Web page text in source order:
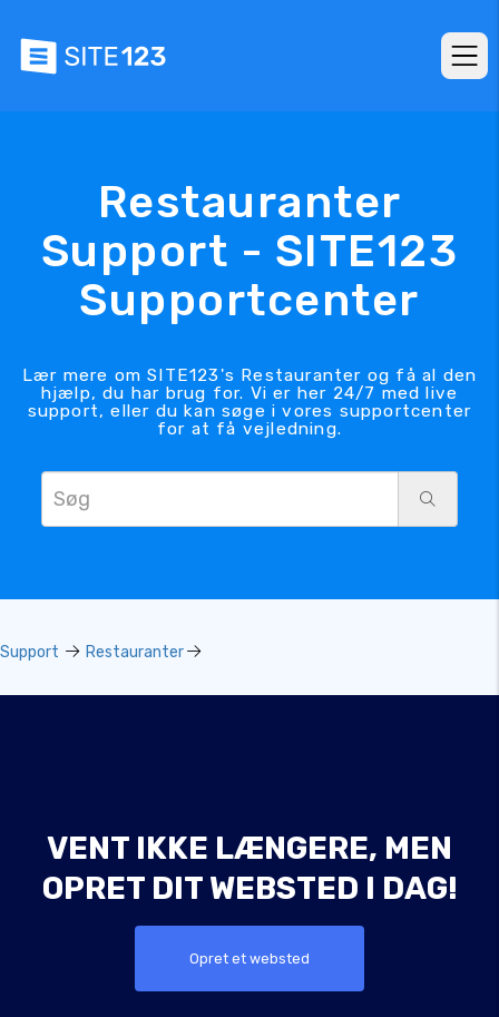
Restauranter
Support - SITE123
Supportcenter
Lær mere om SITE123's Restauranter og få al den
hjælp, du har brug for. Vi er her 24/7 med live
support, eller du kan søge i vores supportcenter
for at få vejledning.
Support Restauranter
VENT IKKE LÆNGERE, MEN
OPRET DIT WEBSTED I DAG!
Opret et websted